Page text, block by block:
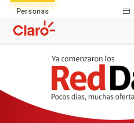
Personas
productos